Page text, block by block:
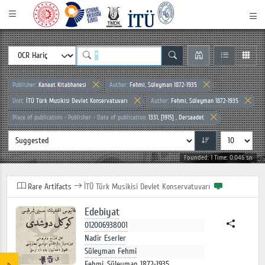
Publisher: Kanaat Kitabhanesi Author: Fehmi, Süleyman 1872-1935
Unit: İTÜ Türk Musikisi Devlet Konservatuvarı Author: Fehmi, Süleyman 1872-1935
Place of publication - Publisher - Date of publication: 1331, [1915] , Dersaadet
Founded: 1 Time: 0.046 sn
Rare Artifacts İTÜ Türk Musikisi Devlet Konservatuvarı
Edebiyat
012006938001
Nadir Eserler
Süleyman Fehmi